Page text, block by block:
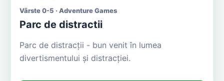
Vârste 0-5 · Adventure Games
Parc de distractii
Parc de distracții - bun venit în lumea
divertismentului și distracției.